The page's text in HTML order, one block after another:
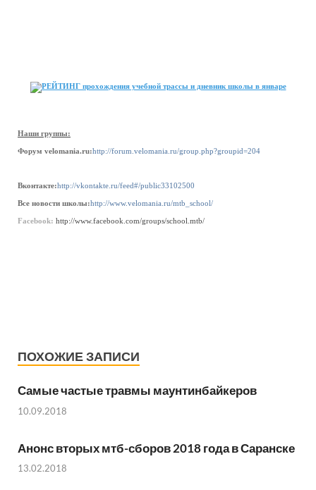
Наши группы:
Форум velomania.ru:http://forum.velomania.ru/group.php?groupid=204
Вконтакте:http://vkontakte.ru/feed#/public33102500
Все новости школы:http://www.velomania.ru/mtb_school/
Facebook: http://www.facebook.com/groups/school.mtb/
ПОХОЖИЕ ЗАПИСИ
Самые частые травмы маунтинбайкеров
10.09.2018
Анонс вторых мтб-сборов 2018 года в Саранске
13.02.2018